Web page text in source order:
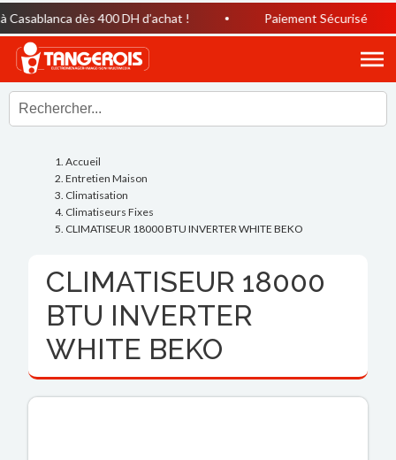
dès 400 DH d’achat ! Paiement Sécurisé
Accueil
Entretien Maison
Climatisation
Climatiseurs Fixes
CLIMATISEUR 18000 BTU INVERTER WHITE BEKO
CLIMATISEUR 18000
BTU INVERTER
WHITE BEKO